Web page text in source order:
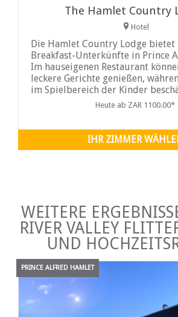
The Hamlet Country
Hotel
Die Hamlet Country Lodge bietet
Breakfast-Unterkünfte in Prince
Im hauseigenen Restaurant
leckere Gerichte genießen,
im Spielbereich der Kinder
Zimmer sind geschmackvoll
Heute ab ZAR 1100.00*
IHR ZIMMER
WEITERE
RIVER VALLEY
UND
PRINCE ALFRED HAMLET